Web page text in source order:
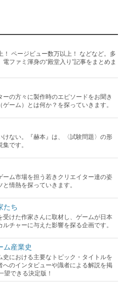
！ ページビュー数万以上！ などなど。多
ファミ渾身の“殿堂入り”記事をまとめま
の方々に製作時のエピソードをお聞き
ーム）とは何か？を探っていきます。
けない。『赫本』は、〈試験問題〉の形
です。
ーム市場を担う若きクリエイター達の姿
情熱を探っていきます。
たち
受けた作家さんに取材し、ゲームが日本
チャーに与えた影響を探る企画です。
ム産業史
史における主要なトピック・タイトルを
へのインタビューや識者による解説を掲
望できる決定版！